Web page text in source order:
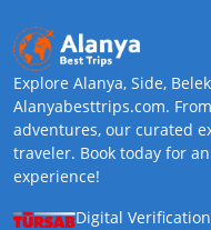
Explore Alanya, Side,
Alanyabesttrips.com.
adventures, our curated
traveler. Book today for
experience!
Digital Verification